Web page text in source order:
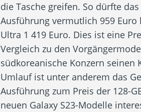
die Tasche greifen. So dürfte
Ausführung vermutlich 959 Euro
Ultra 1 419 Euro. Dies ist eine
Vergleich zu den
südkoreanische Konzern
Umlauf ist unter anderem das
Ausführung zum Preis der 128-
neuen Galaxy S23-Modelle